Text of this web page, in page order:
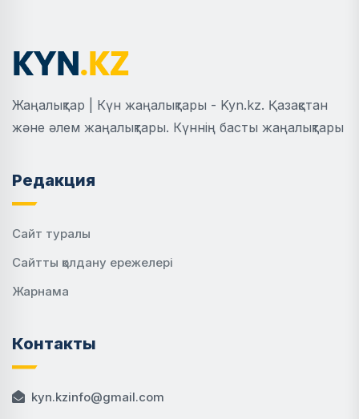
Жаңалықтар | Күн жаңалықтары - Kyn.kz. Қазақстан
және әлем жаңалықтары. Күннің басты жаңалықтары
Редакция
Сайт туралы
Сайтты қолдану ережелері
Жарнама
Контакты
kyn.kzinfo@gmail.com